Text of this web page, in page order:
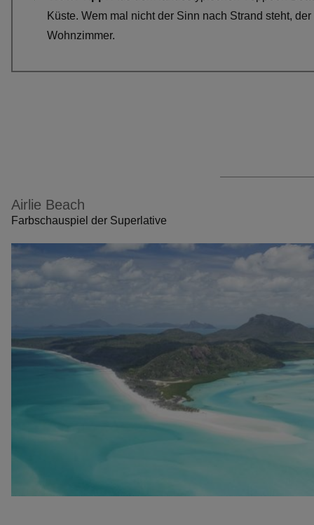
Küste. Wem mal nicht der Sinn nach Strand steht,
Wohnzimmer.
Airlie Beach
Farbschauspiel der Superlative